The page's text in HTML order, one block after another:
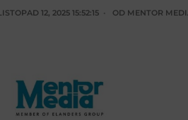
12, 2025 15:52:15 OD MENTOR